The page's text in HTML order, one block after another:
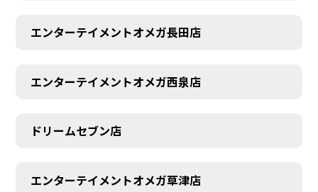
エンターテイメントオメガ長田店
エンターテイメントオメガ西泉店
ドリームセブン店
エンターテイメントオメガ草津店